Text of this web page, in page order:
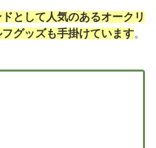
として人気のあるオークリ
グッズも手掛けています。